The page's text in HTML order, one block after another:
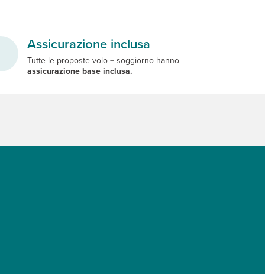
Assicurazione inclusa
Tutte le proposte volo + soggiorno hanno
assicurazione base inclusa.